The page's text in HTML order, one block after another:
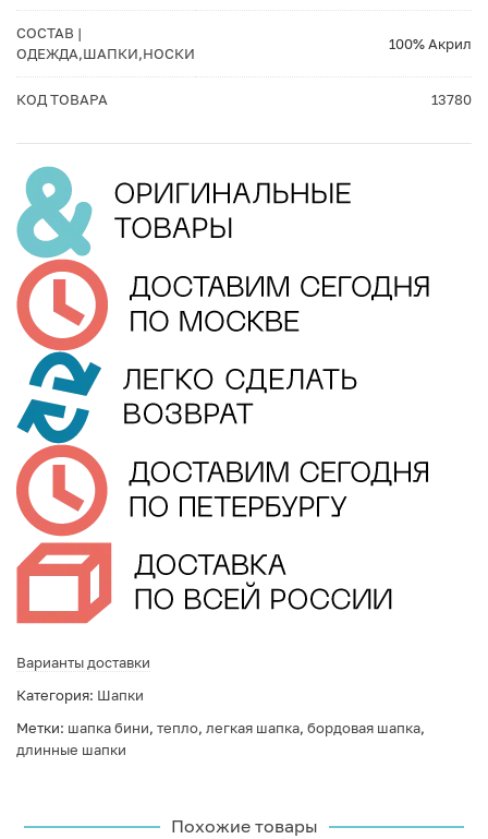
СОСТАВ |
ОДЕЖДА,ШАПКИ,НОСКИ
100% Акрил
КОД ТОВАРА 13780
Варианты доставки
Категория: Шапки
Метки: шапка бини, тепло, легкая шапка, бордовая шапка,
длинные шапки
Похожие товары